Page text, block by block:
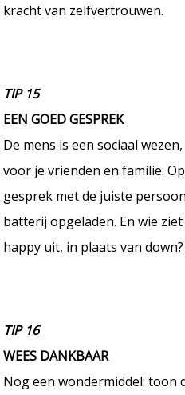
kracht van zelfvertrouwen.
TIP 15
EEN GOED GESPREK
De mens is een sociaal
voor je vrienden en familie.
gesprek met de juiste
batterij opgeladen. En wie
happy uit, in plaats van down?
TIP 16
WEES DANKBAAR
Nog een wondermiddel: toon